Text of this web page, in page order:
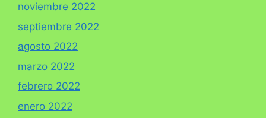
noviembre 2022
septiembre 2022
agosto 2022
marzo 2022
febrero 2022
enero 2022